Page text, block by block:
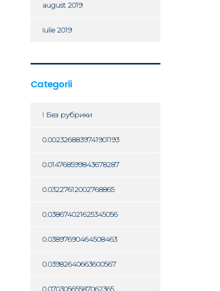
august 2019
iulie 2019
Categorii
! Без рубрики
0.0023268839741901193
0.014768599843678287
0.03227612002768865
0.038674021625345056
0.03897690464508463
0.03982640663600567
0.07030565587062365